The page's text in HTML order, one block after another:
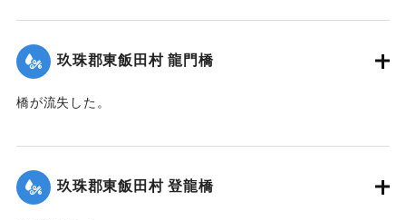
れ、生死不明となった。同時に同村の浸水家屋20戸に達し、
空き家2戸を流失。なおこのため大山村～前津江村間の交通は
途絶した。
新築の家屋1棟が流失、その他損害があるはずだが交通途絶の
【出典：大分新聞 大正12年6月22日 朝刊4面、朝刊7面】
｜固有コード:
玖珠郡東飯田村 龍門橋
橋が流失した。
｜固有コード:00275035
玖珠郡東飯田村 登龍橋